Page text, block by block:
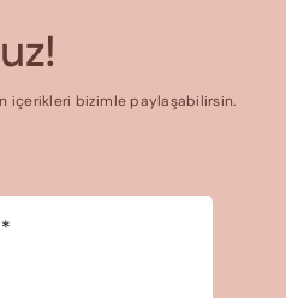
içerikleri bizimle paylaşabilirsin.